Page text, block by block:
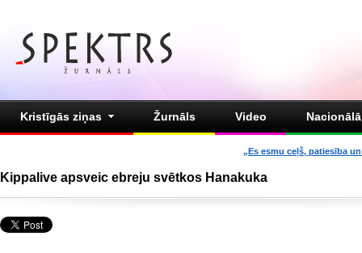
Kristīgās ziņas Žurnāls Video
„Es esmu ceļš, patiesība
Kippalive apsveic ebreju svētkos Hanakuka